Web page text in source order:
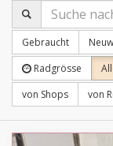
Gebraucht
Radgrösse
von Shops
von